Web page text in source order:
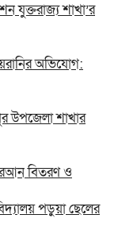
যুক্তরাজ্য শাখা’র
অভিযোগ:
উপজেলা শাখার
বিতরণ ও
পড়ুয়া ছেলের